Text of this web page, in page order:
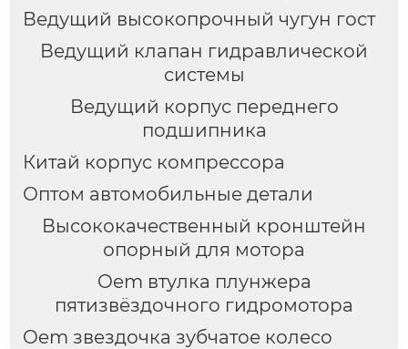
Ведущий высокопрочный чугун гост
Ведущий клапан гидравлической
системы
Ведущий корпус переднего
подшипника
Китай корпус компрессора
Оптом автомобильные детали
Высококачественный кронштейн
опорный для мотора
Oem втулка плунжера
пятизвёздочного гидромотора
Oem звездочка зубчатое колесо